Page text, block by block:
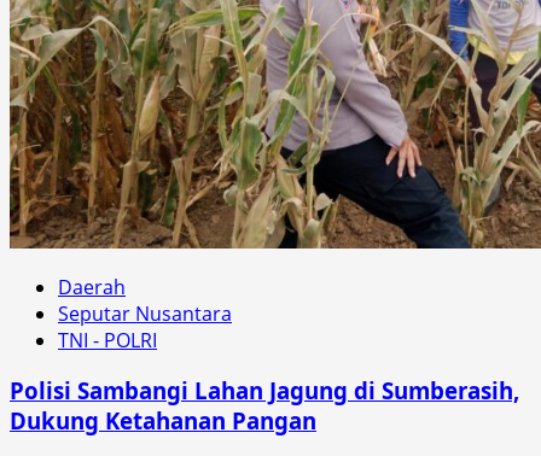
Daerah
Seputar Nusantara
TNI - POLRI
Polisi Sambangi Lahan Jagung di Sumberasih,
Dukung Ketahanan Pangan